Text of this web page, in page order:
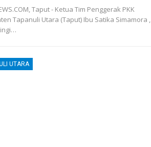
Taput - Ketua Tim Penggerak PKK
Tapanuli Utara (Taput) Ibu Satika Simamora ,
UTARA